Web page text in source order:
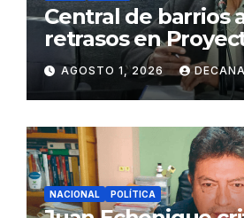
Central de barrios
retrasos en
de Agua y
Juliaca
AGOSTO 1, 2026
NACIONAL POLÍTICA